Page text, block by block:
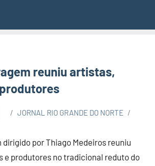
reuniu artistas,
JORNAL RIO GRANDE DO NORTE
por Thiago Medeiros reuniu
e produtores no tradicional reduto do